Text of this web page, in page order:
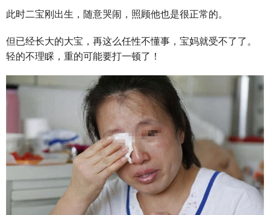
此时二宝刚出生，随意哭闹，照顾他也是很正常的。
但已经长大的大宝，再这么任性不懂事，宝妈就受不了了。
轻的不理睬，重的可能要打一顿了！